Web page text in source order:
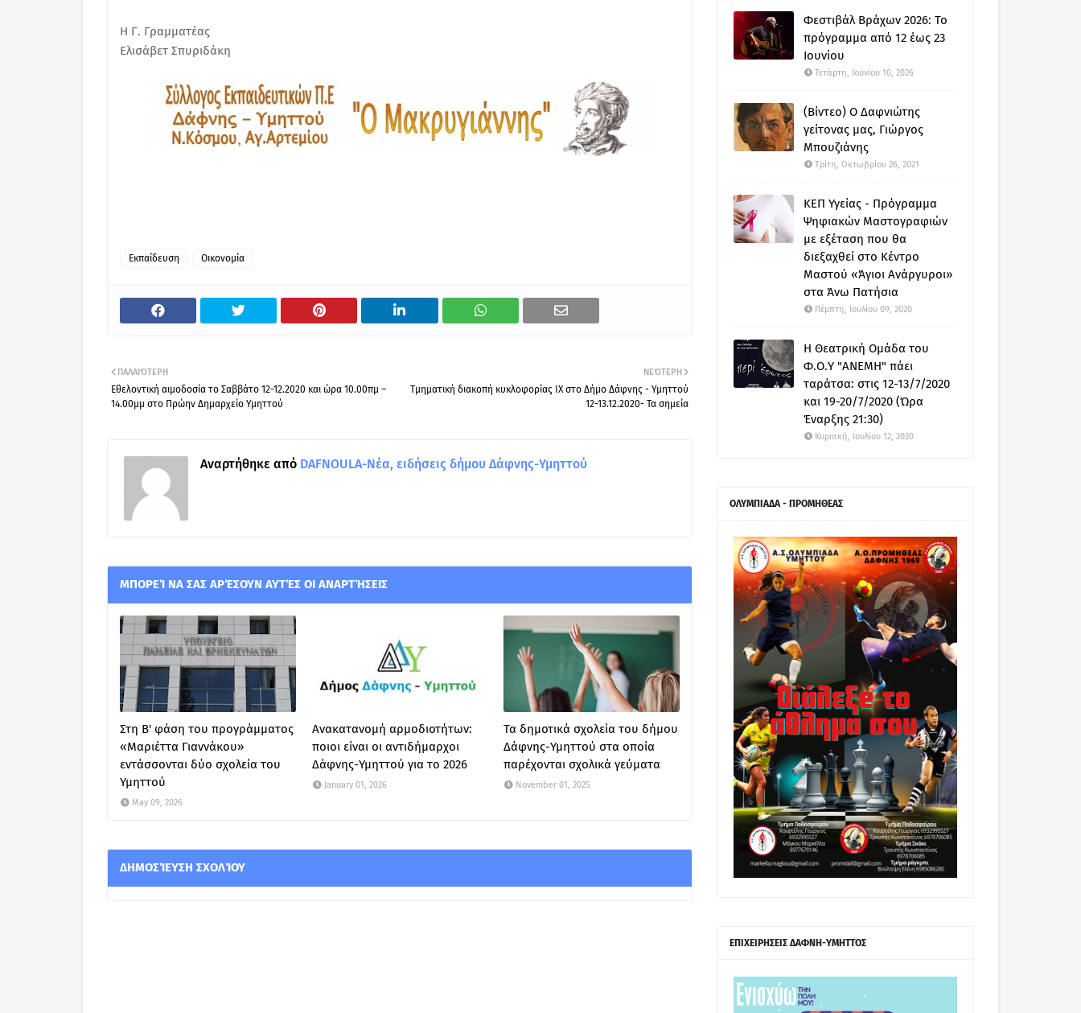
Η Γ. Γραμματέας
Ελισάβετ Σπυριδάκη
Εκπαίδευση Οικονομία
ΝΕΌΤΕΡΗ
Τμηματική διακοπή κυκλοφορίας ΙΧ στο Δήμο Δάφνης - Υμηττού
12-13.12.2020- Τα σημεία
ΠΑΛΑΙΌΤΕΡΗ
Εθελοντική αιμοδοσία το Σαββάτο 12-12.2020 και ώρα 10.00πμ –
14.00μμ στο Πρώην Δημαρχείο Υμηττού
Αναρτήθηκε από DAFNOULA-Νέα, ειδήσεις δήμου Δάφνης-Υμηττού
ΜΠΟΡΕΊ ΝΑ ΣΑΣ ΑΡΈΣΟΥΝ ΑΥΤΈΣ ΟΙ ΑΝΑΡΤΉΣΕΙΣ
Στη Β' φάση του προγράμματος
«Μαριέττα Γιαννάκου»
εντάσσονται δύο σχολεία του
Υμηττού
May 09, 2026
Ανακατανομή αρμοδιοτήτων:
ποιοι είναι οι αντιδήμαρχοι
Δάφνης-Υμηττού για το 2026
January 01, 2026
Τα δημοτικά σχολεία του δήμου
Δάφνης-Υμηττού στα οποία
παρέχονται σχολικά γεύματα
November 01, 2025
ΔΗΜΟΣΊΕΥΣΗ ΣΧΟΛΊΟΥ
Φεστιβάλ Βράχων 2026: Το
πρόγραμμα από 12 έως 23
Ιουνίου
Τετάρτη, Ιουνίου 10, 2026
(Βίντεο) Ο Δαφνιώτης
γείτονας μας, Γιώργος
Μπουζιάνης
Τρίτη, Οκτωβρίου 26, 2021
ΚΕΠ Υγείας - Πρόγραμμα
Ψηφιακών Μαστογραφιών
με εξέταση που θα
διεξαχθεί στο Κέντρο
Μαστού «Άγιοι Ανάργυροι»
στα Άνω Πατήσια
Πέμπτη, Ιουλίου 09, 2020
Η Θεατρική Ομάδα του
Φ.Ο.Υ "ΑΝΕΜΗ" πάει
ταράτσα: στις 12-13/7/2020
και 19-20/7/2020 (Ώρα
Έναρξης 21:30)
Κυριακή, Ιουλίου 12, 2020
ΟΛΥΜΠΙΑΔΑ - ΠΡΟΜΗΘΕΑΣ
ΕΠΙΧΕΙΡΗΣΕΙΣ ΔΑΦΝΗ-ΥΜΗΤΤΟΣ